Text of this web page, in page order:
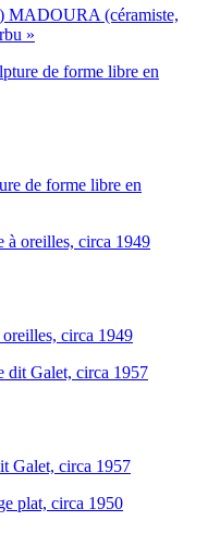
MADOURA (céramiste,
»
de forme libre en
circa 1949
Galet, circa 1957